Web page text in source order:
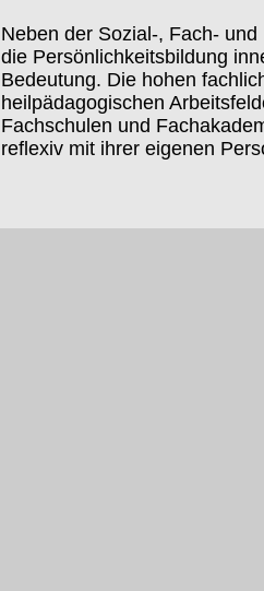
Neben der Sozial-, Fach-
die Persönlichkeitsbildung
Bedeutung. Die hohen
heilpädagogischen
Fachschulen und
reflexiv mit ihrer eigenen